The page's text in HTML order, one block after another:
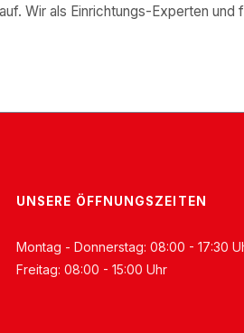
Wir als Einrichtungs-Experten und
UNSERE ÖFFNUNGSZEITEN
Montag - Donnerstag: 08:00 - 17:30
Freitag: 08:00 - 15:00 Uhr